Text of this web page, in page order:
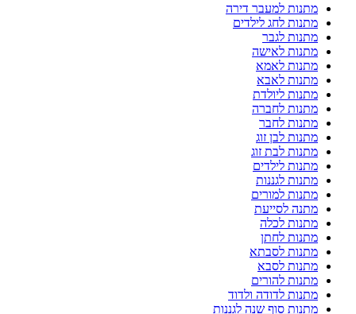
מתנות למעבר דירה
מתנות לחג לילדים
מתנות לגבר
מתנות לאישה
מתנות לאמא
מתנות לאבא
מתנות ליולדת
מתנות לחברה
מתנות לחבר
מתנות לבן זוג
מתנות לבת זוג
מתנות לילדים
מתנות לגננות
מתנות למורים
מתנה לסייעת
מתנות לכלה
מתנות לחתן
מתנות לסבתא
מתנות לסבא
מתנות להורים
מתנות לדודה ולדוד
מתנות סוף שנה לגננות